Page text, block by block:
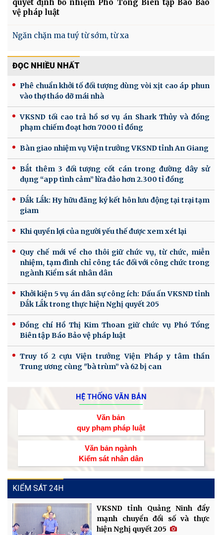
quyết định bổ nhiệm Phó Tổng Biên tập Báo Bảo
vệ pháp luật
Ngăn chặn ma tuý từ sớm, từ xa
ĐỌC NHIỀU NHẤT
Phê chuẩn khởi tố đối tượng dùng vòi xịt cao áp phun
vào thợ tháo dỡ mái nhà
VKSND tối cao trả hồ sơ vụ án Shark Thủy và đồng
phạm chiếm đoạt hơn 7000 tỉ đồng
Bàn giao nhiệm vụ Viện trưởng VKSND tỉnh An Giang
Bắt thêm 3 đối tượng cốt cán trong đường dây sử
dụng “app tình cảm” lừa đảo hơn 2.300 tỉ đồng
Đắk Lắk: Hy hữu đăng ký kết hôn lưu động tại trại tạm
giam
Khi quyền lợi của người yếu thế được xem xét lại
Quy chế mới về cho thôi giữ chức vụ, từ chức, miễn
nhiệm, tạm đình chỉ công tác đối với công chức trong
ngành Kiểm sát nhân dân
Khởi kiện 5 vụ án dân sự công ích: Dấu ấn VKSND tỉnh
Đắk Lắk trong thực hiện Nghị quyết 205
Đồng chí Hồ Thị Kim Thoan giữ chức vụ Phó Tổng
Biên tập Báo Bảo vệ pháp luật
Truy tố 2 cựu Viện trưởng Viện Pháp y tâm thần
Trung ương cùng "bà trùm” và 62 bị can
HỆ THỐNG VĂN BẢN
Văn bản
quy phạm pháp luật
Văn bản ngành
Kiểm sát nhân dân
KIỂM SÁT 24H
VKSND tỉnh Quảng Ninh đẩy
mạnh chuyển đổi số và thực
hiện Nghị quyết 205